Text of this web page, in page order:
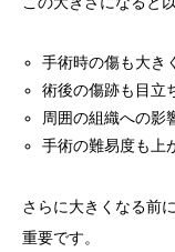
手術時の傷も大き
術後の傷跡も目立
周囲の組織への影
手術の難易度も上
さらに大きくなる前
重要です。